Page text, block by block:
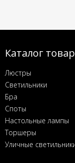
Каталог
Люстры
Светильники
Бра
Споты
Настольные лампы
Торшеры
Уличные